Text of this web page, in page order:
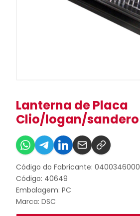
Lanterna de Placa
Clio/logan/sandero
Código do Fabricante: 0400346000
Código: 40649
Embalagem: PC
Marca: DSC